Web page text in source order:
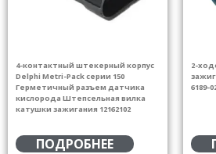
4-контактный штекерный корпус
Delphi Metri-Pack серии 150
Герметичный разъем датчика
кислорода Штепсельная вилка
катушки зажигания 12162102
ПОДРОБНЕЕ
2-
6189-